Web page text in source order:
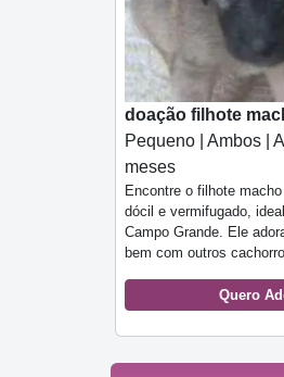
doação filhote
Pequeno | Ambos |
meses
Encontre o filhote macho
dócil e vermifugado,
Campo Grande. Ele
bem com outros
Quero